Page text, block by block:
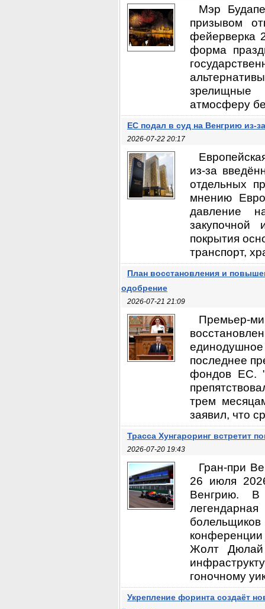
Мэр
призывом
фейерверка
форма
зрелищные
атмосферу
ЕС подал в суд на Венгрию из-
2026-07-22 20:17
из-за
отдельных
мнению
давление
покрытия
транспорт,
План восстановления и
одобрение
2026-07-21 21:09
Премьер-
последнее
фондов ЕС.
трем
заявил, что
Трасса Хунгароринг встретит
2026-07-20 19:43
Гран-при
26 июля
Венгрию. В
конференции
Жолт
гоночному
Укрепление форинта создаёт